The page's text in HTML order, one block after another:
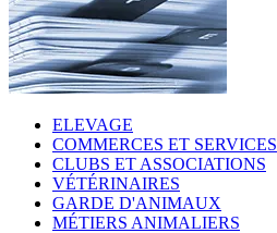
ELEVAGE
COMMERCES ET SERVICES
CLUBS ET ASSOCIATIONS
VÉTÉRINAIRES
GARDE D'ANIMAUX
MÉTIERS ANIMALIERS